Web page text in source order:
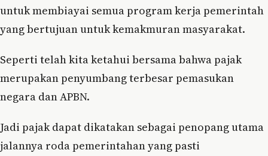
untuk membiayai semua program kerja pemerintah
yang bertujuan untuk kemakmuran masyarakat.
Seperti telah kita ketahui bersama bahwa pajak
merupakan penyumbang terbesar pemasukan
negara dan APBN.
Jadi pajak dapat dikatakan sebagai penopang utama
jalannya roda pemerintahan yang pasti